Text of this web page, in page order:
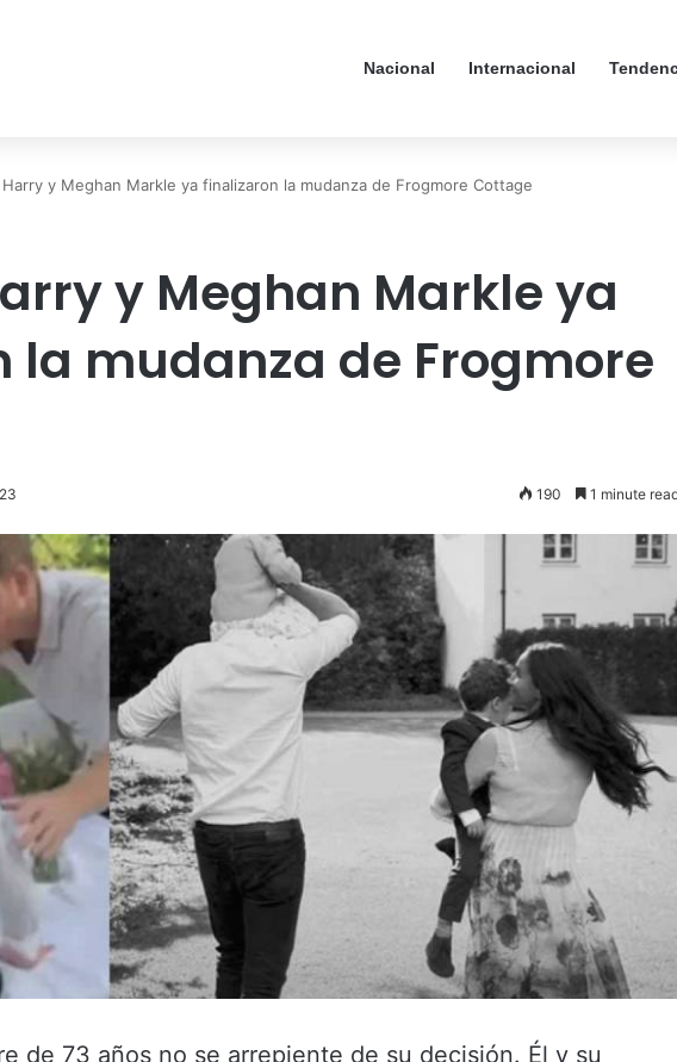
Nacional Internacional
y Meghan Markle ya finalizaron la mudanza de Frogmore Cottage
y Meghan Markle ya
la mudanza de Frogmore
190 1 minute
de 73 años no se arrepiente de su decisión. Él y su